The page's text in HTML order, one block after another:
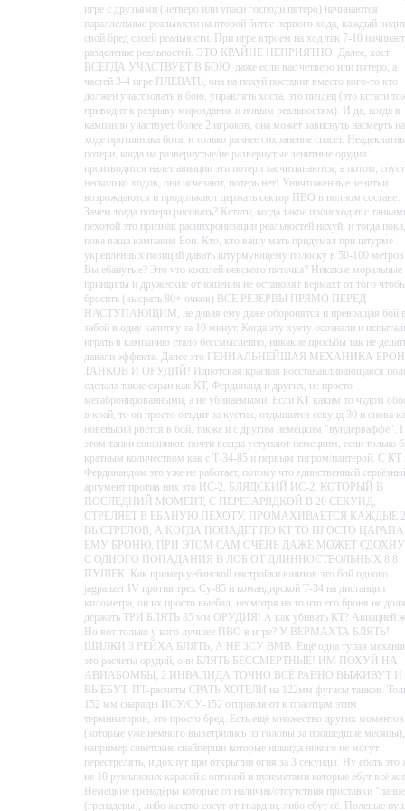
Правдоподобные тактические
сражения в реальном времени
Используйте более 600 точно воспроизведенных юнитов, включая
легендарный танк Т-34, реактивную систему залпового огня
«Катюша» и штурмовик Ил-2! Выберите дивизию, отберите юнитов
для боя и сформируйте идеальные боевые отряды на новой панели,
позволяющей больше тактической свободы, чем когда-либо.
Сражайтесь на 25 новых полях сражений, исследуйте местность и
применяйте тактические навыки, чтобы вовремя отдать нужный
приказ и взять верх над врагом!
Основные характеристики
Новые пошаговые динамичные стратегические кампании.
Новое место действия – Восточный фронт с мощными силами
Красной Армии и Оси.
Более 600 исторически точных юнитов в 18 новых дивизиях.
Реалистичные поля сражений на 25 разных картах.
Существенные изменения в панели выбора юнитов.
Новая, реалистичная графика для более впечатляющего
игре с друзьями (четверо или упаси господи пятеро) начинаются
параллельные реальности на второй битве первого хода, каждый видит
свой бред своей реальности. При игре втроем на ход так 7-10
разделение реальностей. ЭТО КРАЙНЕ НЕПРИЯТНО. Далее, хост
ВСЕГДА УЧАСТВУЕТ В БОЮ, даже если вас четверо или пятеро, а
частей 3-4 игре ПЛЕВАТЬ, она на похуй поставит вместо кого-то кто
должен участвовать в бою, управлять хоста, это пиздец (это кстати
приводит к разрыву мироздания и новым реальностям). И да, когда в
кампании участвует более 2 игроков, она может зависнуть насмерть на
ходе противника бота, и только раннее сохранение спасет.
потери, когда на развернутые/не развернутые зенитные орудия
производится налет авиации эти потери засчитываются, а потом,
несколько ходов, они исчезают, потерь нет! Уничтоженные зенитки
возрождаются и продолжают держать сектор ПВО в полном составе.
Зачем тогда потери рисовать? Кстати, когда такое происходит с
пехотой это признак расинхронизации реальностей нахуй, и тогда пока,
пока ваша кампания Бои. Кто, кто вашу мать придумал при штурме
укрепленных позиций давать штурмующему полоску в 50-100
Вы ебанутые? Это что косплей невского пятачка? Никакие моральные
принципы и дружеские отношения не остановят вермахт от того
бросить (высрать 80+ очков) ВСЕ РЕЗЕРВЫ ПРЯМО ПЕРЕД
НАСТУПАЮЩИМ, не давая ему даже оборонятся и превращая бой
забой в одну калитку за 10 минут. Когда эту хуету осознали и
играть в кампанию стало бессмысленно, никакие просьбы так не
давали эффекта. Далее это ГЕНИАЛЬНЕЙШАЯ МЕХАНИКА
ТАНКОВ И ОРУДИЙ! Идиотская красная восстанавливающаяся
сделала такие сараи как КТ, Фердинанд и других, не просто
мегабронированными, а не убиваемыми. Если КТ каким то чудом
в край, то он просто отъдит за кустик, отдышится секунд 30 и снова
новенький рвётся в бой, также и с другим немецким "вундерваффе".
этом танки союзников почти всегда уступают немецким, если только
кратным количеством как с Т-34-85 и первым тигром/пантерой. С КТ
Фердинандом это уже не работает, потому что единственный
аргумент против них это ИС-2, БЛЯДСКИЙ ИС-2, КОТОРЫЙ В
ПОСЛЕДНИЙ МОМЕНТ, С ПЕРЕЗАРЯДКОЙ В 20 СЕКУНД,
СТРЕЛЯЕТ В ЕБАНУЮ ПЕХОТУ, ПРОМАХИВАЕТСЯ КАЖДЫЕ
ВЫСТРЕЛОВ, А КОГДА ПОПАДЕТ ПО КТ ТО ПРОСТО
ЕМУ БРОНЮ, ПРИ ЭТОМ САМ ОЧЕНЬ ДАЖЕ МОЖЕТ
С ОДНОГО ПОПАДАНИЯ В ЛОБ ОТ ДЛИННОСТВОЛЬНЫХ 8.8
ПУШЕК. Как пример уебанской настройки юнитов это бой одного
jagpanzer IV против трех Су-85 и командирской Т-34 на дистанции
километра, он их просто выебал, несмотря на то что его броня не
держать ТРИ БЛЯТЬ 85 мм ОРУДИЯ! А как убивать КТ? Авиацией
Но вот только у кого лучшее ПВО в игре? У ВЕРМАХТА БЛЯТЬ!
ШИЛКИ 3 РЕЙХА БЛЯТЬ, А НЕ ЗСУ ВМВ. Ещё одна тупая
это расчеты орудий, они БЛЯТЬ БЕССМЕРТНЫЕ! ИМ ПОХУЙ НА
АВИАБОМБЫ, 2 ИНВАЛИДА ТОЧНО ВСЁ РАВНО ВЫЖИВУТ И
ВЫЕБУТ. ПТ-расчеты СРАТЬ ХОТЕЛИ на 122мм фугасы танков.
152 мм снаряды ИСУ/СУ-152 отправляют к праотцам этим
терминаторов, это просто бред. Есть ещё множество других моментов
(которые уже немного выветрились из головы за прошедшие месяцы),
например советские снайперши которые никогда никого не могут
перестрелять, и дохнут при открытии огня за 3 секунды. Ну ебать это
не 10 румынских карасей с оптикой и пулеметами которые ебут всё
Немецкие гренадёры которые от наличия/отсутствия приставки
(гренадеры), либо жестко сосут от гвардии, либо ебут её. Полевые